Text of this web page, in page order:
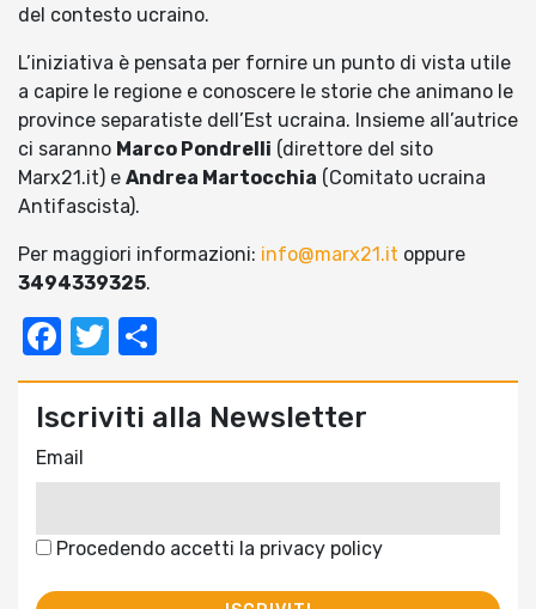
del contesto ucraino.
L’iniziativa è pensata per fornire un punto di vista utile
a capire le regione e conoscere le storie che animano le
province separatiste dell’Est ucraina. Insieme all’autrice
ci saranno Marco Pondrelli (direttore del sito
Marx21.it) e Andrea Martocchia (Comitato ucraina
Antifascista).
Per maggiori informazioni: info@marx21.it oppure
3494339325.
Facebook
Twitter
Iscriviti alla Newsletter
Email
Procedendo accetti la privacy policy